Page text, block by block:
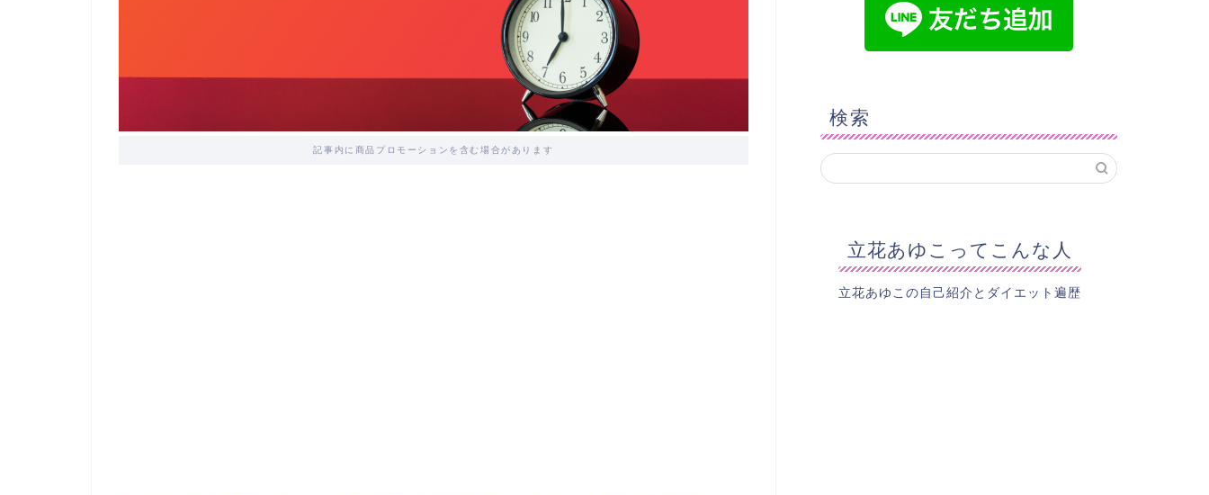
記事内に商品プロモーションを含む場合があります
検索
立花あゆこってこんな人
立花あゆこの自己紹介とダイエット遍歴